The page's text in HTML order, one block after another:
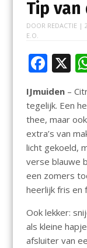
Tip
DOOR REDACTIE |
E.O.
F
ac
e
b
o
o
k
X
IJmuiden–
tegelijk. Een
thee, maar
extra’s van
licht gekoeld,
verse blauwe
een zomers
heerlijk fris en
Ook lekker:
als kleine
afsluiter van